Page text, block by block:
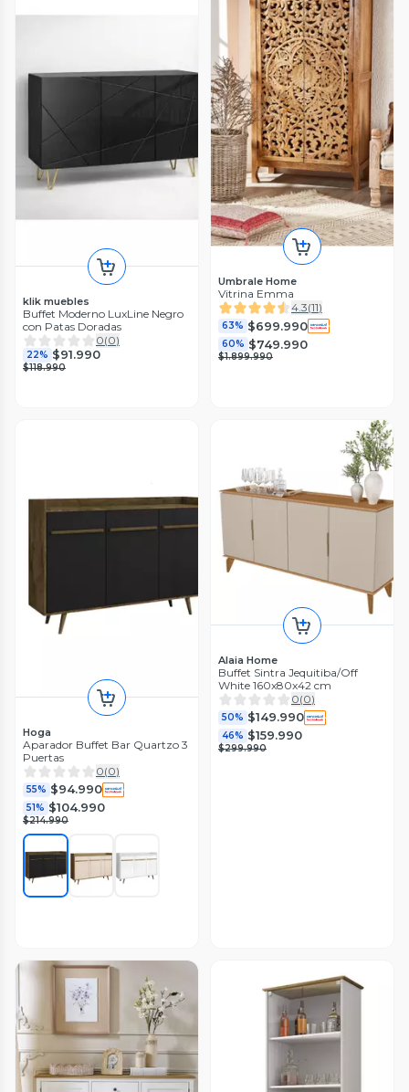
klik muebles
Buffet Moderno LuxLine Negro
con Patas Doradas
0(0)
22% $91.990
$118.990
Umbrale Home
Vitrina Emma
4.3(11)
63% $699.990
60% $749.990
$1.899.990
Hoga
Aparador Buffet Bar Quartzo 3
Puertas
0(0)
55% $94.990
51% $104.990
$214.990
Alaia Home
Buffet Sintra Jequitiba/Off
White 160x80x42 cm
0(0)
50% $149.990
46% $159.990
$299.990